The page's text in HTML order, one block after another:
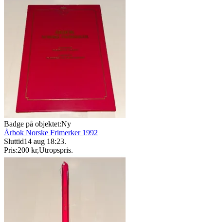
Badge på objektet:Ny
Årbok Norske Frimerker 1992
Sluttid14 aug 18:23.
Pris:200 kr,Utropspris.